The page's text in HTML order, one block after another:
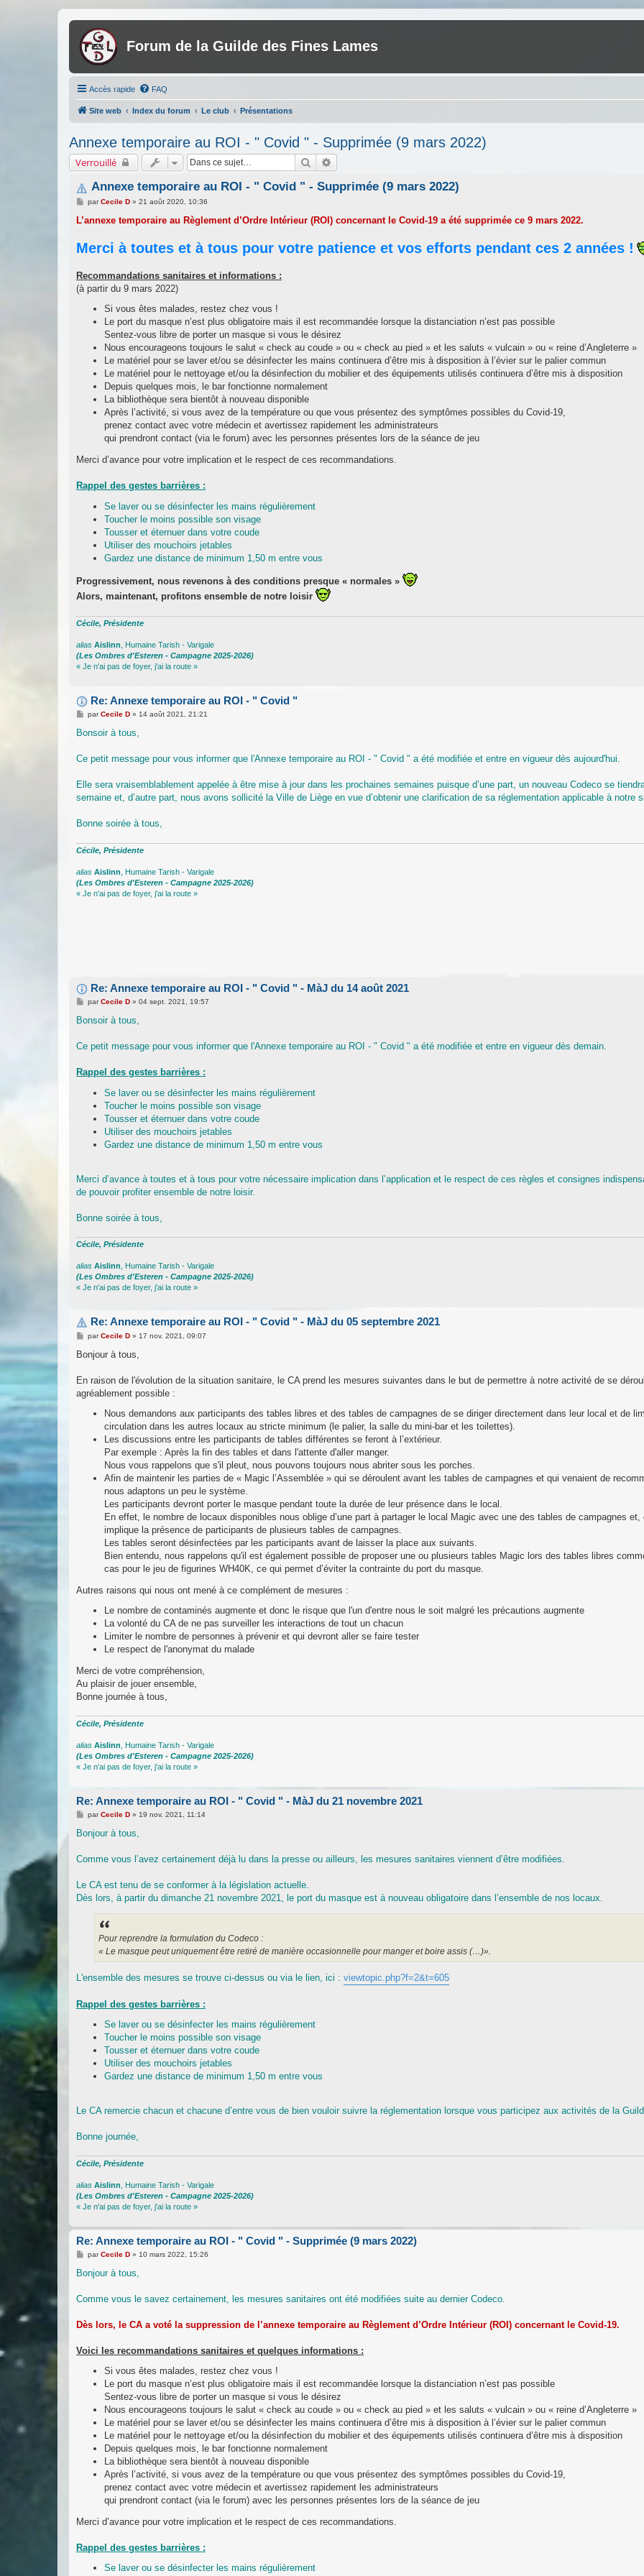
Forum de la Guilde des Fines Lames
Accès rapide FAQ
Site web Index du forum Le club Présentations
Annexe temporaire au ROI - " Covid " - Supprimée (9 mars 2022)
Verrouillé Rechercher
Annexe temporaire au ROI - " Covid " - Supprimée (9 mars 2022)
M
s
g
e
parCecile D» 21 août 2020, 10:36
L’annexe temporaire au Règlement d’Ordre Intérieur (ROI) concernant le Covid-19 a été supprimée ce 9 mars 2022.
Merci à toutes et à tous pour votre patience et vos efforts pendant ces 2 années !
Recommandations sanitaires et informations :
(à partir du 9 mars 2022)
Si vous êtes malades, restez chez vous !
Le port du masque n’est plus obligatoire mais il est recommandée lorsque la distanciation n’est pas possible
Sentez-vous libre de porter un masque si vous le désirez
Nous encourageons toujours le salut « check au coude » ou « check au pied » et les saluts « vulcain » ou « reine d’Angleterre »
Le matériel pour se laver et/ou se désinfecter les mains continuera d’être mis à disposition à l’évier sur le palier commun
Le matériel pour le nettoyage et/ou la désinfection du mobilier et des équipements utilisés continuera d’être mis à disposition
Depuis quelques mois, le bar fonctionne normalement
La bibliothèque sera bientôt à nouveau disponible
Après l’activité, si vous avez de la température ou que vous présentez des symptômes possibles du Covid-19,
prenez contact avec votre médecin et avertissez rapidement les administrateurs
qui prendront contact (via le forum) avec les personnes présentes lors de la séance de jeu
Merci d’avance pour votre implication et le respect de ces recommandations.
Rappel des gestes barrières :
Se laver ou se désinfecter les mains régulièrement
Toucher le moins possible son visage
Tousser et éternuer dans votre coude
Utiliser des mouchoirs jetables
Gardez une distance de minimum 1,50 m entre vous
Progressivement, nous revenons à des conditions presque « normales »
Alors, maintenant, profitons ensemble de notre loisir
Cécile, Présidente
alias Aislinn , Humaine Tarish - Varigale
(Les Ombres d'Esteren - Campagne 2025-2026)
« Je n'ai pas de foyer, j'ai la route »
Re: Annexe temporaire au ROI - " Covid "
M
s
g
parCecile D» 14 août 2021, 21:21
Bonsoir à tous,
Ce petit message pour vous informer que l'Annexe temporaire au ROI - " Covid " a été modifiée et entre en vigueur dès aujourd'hui.
Elle sera vraisemblablement appelée à être mise à jour dans les prochaines semaines puisque d’une part, un nouveau Codeco se
semaine et, d’autre part, nous avons sollicité la Ville de Liège en vue d’obtenir une clarification de sa réglementation applicable à notre
Bonne soirée à tous,
Cécile, Présidente
alias Aislinn , Humaine Tarish - Varigale
(Les Ombres d'Esteren - Campagne 2025-2026)
« Je n'ai pas de foyer, j'ai la route »
Re: Annexe temporaire au ROI - " Covid " - MàJ du 14 août 2021
M
s
g
parCecile D» 04 sept. 2021, 19:57
Bonsoir à tous,
Ce petit message pour vous informer que l'Annexe temporaire au ROI - " Covid " a été modifiée et entre en vigueur dès demain.
Rappel des gestes barrières :
Se laver ou se désinfecter les mains régulièrement
Toucher le moins possible son visage
Tousser et éternuer dans votre coude
Utiliser des mouchoirs jetables
Gardez une distance de minimum 1,50 m entre vous
Merci d’avance à toutes et à tous pour votre nécessaire implication dans l’application et le respect de ces règles et consignes
de pouvoir profiter ensemble de notre loisir.
Bonne soirée à tous,
Cécile, Présidente
alias Aislinn , Humaine Tarish - Varigale
(Les Ombres d'Esteren - Campagne 2025-2026)
« Je n'ai pas de foyer, j'ai la route »
Re: Annexe temporaire au ROI - " Covid " - MàJ du 05 septembre 2021
M
s
g
parCecile D» 17 nov. 2021, 09:07
Bonjour à tous,
En raison de l'évolution de la situation sanitaire, le CA prend les mesures suivantes dans le but de permettre à notre activité de se
agréablement possible :
Nous demandons aux participants des tables libres et des tables de campagnes de se diriger directement dans leur local et de
circulation dans les autres locaux au stricte minimum (le palier, la salle du mini-bar et les toilettes).
Les discussions entre les participants de tables différentes se feront à l’extérieur.
Par exemple : Après la fin des tables et dans l'attente d'aller manger.
Nous vous rappelons que s'il pleut, nous pouvons toujours nous abriter sous les porches.
Afin de maintenir les parties de « Magic l’Assemblée » qui se déroulent avant les tables de campagnes et qui venaient de
nous adaptons un peu le système.
Les participants devront porter le masque pendant toute la durée de leur présence dans le local.
En effet, le nombre de locaux disponibles nous oblige d’une part à partager le local Magic avec une des tables de campagnes et,
implique la présence de participants de plusieurs tables de campagnes.
Les tables seront désinfectées par les participants avant de laisser la place aux suivants.
Bien entendu, nous rappelons qu'il est également possible de proposer une ou plusieurs tables Magic lors des tables libres
cas pour le jeu de figurines WH40K, ce qui permet d’éviter la contrainte du port du masque.
Autres raisons qui nous ont mené à ce complément de mesures :
Le nombre de contaminés augmente et donc le risque que l'un d'entre nous le soit malgré les précautions augmente
La volonté du CA de ne pas surveiller les interactions de tout un chacun
Limiter le nombre de personnes à prévenir et qui devront aller se faire tester
Le respect de l'anonymat du malade
Merci de votre compréhension,
Au plaisir de jouer ensemble,
Bonne journée à tous,
Cécile, Présidente
alias Aislinn , Humaine Tarish - Varigale
(Les Ombres d'Esteren - Campagne 2025-2026)
« Je n'ai pas de foyer, j'ai la route »
Re: Annexe temporaire au ROI - " Covid " - MàJ du 21 novembre 2021
M
s
g
parCecile D» 19 nov. 2021, 11:14
Bonjour à tous,
Comme vous l’avez certainement déjà lu dans la presse ou ailleurs, les mesures sanitaires viennent d’être modifiées.
Le CA est tenu de se conformer à la législation actuelle.
Dès lors, à partir du dimanche 21 novembre 2021, le port du masque est à nouveau obligatoire dans l’ensemble de nos locaux.
Pour reprendre la formulation du Codeco :
« Le masque peut uniquement être retiré de manière occasionnelle pour manger et boire assis (…)».
L'ensemble des mesures se trouve ci-dessus ou via le lien, ici : viewtopic.php?f=2&t=605
Rappel des gestes barrières :
Se laver ou se désinfecter les mains régulièrement
Toucher le moins possible son visage
Tousser et éternuer dans votre coude
Utiliser des mouchoirs jetables
Gardez une distance de minimum 1,50 m entre vous
Le CA remercie chacun et chacune d’entre vous de bien vouloir suivre la réglementation lorsque vous participez aux activités de la
Bonne journée,
Cécile, Présidente
alias Aislinn , Humaine Tarish - Varigale
(Les Ombres d'Esteren - Campagne 2025-2026)
« Je n'ai pas de foyer, j'ai la route »
Re: Annexe temporaire au ROI - " Covid " - Supprimée (9 mars 2022)
M
s
g
parCecile D» 10 mars 2022, 15:26
Bonjour à tous,
Comme vous le savez certainement, les mesures sanitaires ont été modifiées suite au dernier Codeco.
Dès lors, le CA a voté la suppression de l’annexe temporaire au Règlement d’Ordre Intérieur (ROI) concernant le Covid-19.
Voici les recommandations sanitaires et quelques informations :
Si vous êtes malades, restez chez vous !
Le port du masque n’est plus obligatoire mais il est recommandée lorsque la distanciation n’est pas possible
Sentez-vous libre de porter un masque si vous le désirez
Nous encourageons toujours le salut « check au coude » ou « check au pied » et les saluts « vulcain » ou « reine d’Angleterre »
Le matériel pour se laver et/ou se désinfecter les mains continuera d’être mis à disposition à l’évier sur le palier commun
Le matériel pour le nettoyage et/ou la désinfection du mobilier et des équipements utilisés continuera d’être mis à disposition
Depuis quelques mois, le bar fonctionne normalement
La bibliothèque sera bientôt à nouveau disponible
Après l’activité, si vous avez de la température ou que vous présentez des symptômes possibles du Covid-19,
prenez contact avec votre médecin et avertissez rapidement les administrateurs
qui prendront contact (via le forum) avec les personnes présentes lors de la séance de jeu
Merci d’avance pour votre implication et le respect de ces recommandations.
Rappel des gestes barrières :
Se laver ou se désinfecter les mains régulièrement